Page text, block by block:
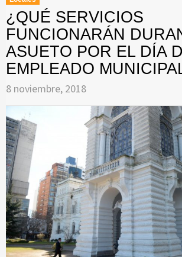
¿QUÉ SERVICIOS
FUNCIONARÁN
ASUETO POR EL DÍA
EMPLEADO
8 noviembre, 2018